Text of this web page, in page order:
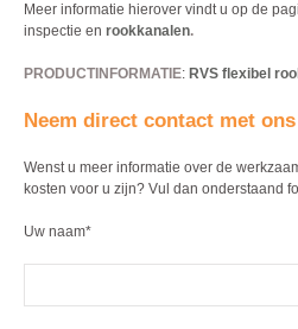
Meer informatie hierover vindt u op de
inspectie en rookkanalen.
PRODUCTINFORMATIE: RVS flexibel
Neem direct contact met
Wenst u meer informatie over de
kosten voor u zijn? Vul dan onderstaand
Uw naam*